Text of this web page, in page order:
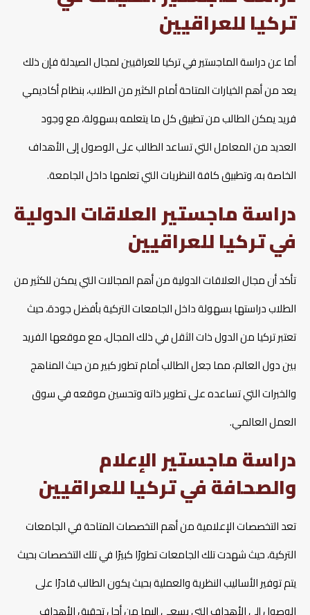
تركيا للعراقيين
أما عن دراسة الماجستير في تركيا للعراقيين لمجال الصيدلة فإن ذلك
يعد من أهم الخيارات المتاحة أمام الكثير من الطلاب، بنظام أكاديمي
فريد يمكن الطالب من تطبيق كل ما يتعلمه بسهولة، مع وجود
العديد من المعامل التي تساعد الطالب على الوصول إلى الأهداف
الخاصة به، وتطبيق كافة النظريات التي تعلمها داخل الجامعة.
دراسة ماجستير العلاقات الدولية
في تركيا للعراقيين
تأكد أن مجال العلاقات الدولية من أهم المجالات التي يمكن للكثير من
الطلاب دراستها بسهولة داخل الجامعات التركية بأفضل جودة، حيث
تعتبر تركيا من الدول ذات الثقل في ذلك المجال، مع موقعها الفريد
بين دول العالم، مما جعل الطالب أمام تطور كبير من حيث المناهج
والخبرات التي تساعده على تطوير ذاته وتحسين موقعه في سوق
العمل العالمي.
دراسة ماجستير الإعلام
والصحافة في تركيا للعراقيين
تعد التخصصات الإعلامية من أهم التخصصات المتاحة في الجامعات
التركية، حيث شهدت تلك الجامعات تطورًا كبيرًا في تلك التخصصات بحيث
يتم توفير الأساليب النظرية والعملية بحيث يكون الطالب قادرًا على